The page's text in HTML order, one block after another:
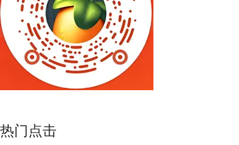
热门点击